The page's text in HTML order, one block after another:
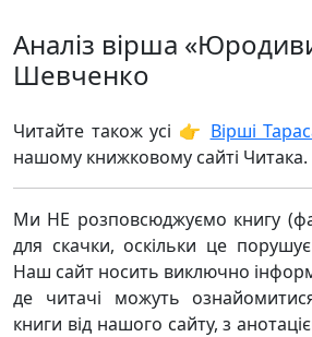
Аналіз вірша
Шевченко
Читайте також усі 👉 Вірші
нашому книжковому сайті Читака.
Ми НЕ розповсюджуємо книгу
для скачки, оскільки це
Наш сайт носить виключно
де читачі можуть
книги від нашого сайту, з